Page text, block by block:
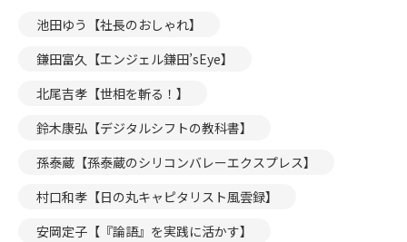
池田ゆう【社長のおしゃれ】
鎌田富久【エンジェル鎌田’sEye】
北尾吉孝【世相を斬る！】
鈴木康弘【デジタルシフトの教科書】
孫泰蔵【孫泰蔵のシリコンバレーエクスプレス】
村口和孝【日の丸キャピタリスト風雲録】
安岡定子【『論語』を実践に活かす】